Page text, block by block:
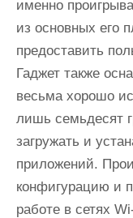
именно
из основных его
предоставить
Гаджет также
весьма хорошо
лишь семьдесят
загружать и
приложений.
конфигурацию и
работе в сетях